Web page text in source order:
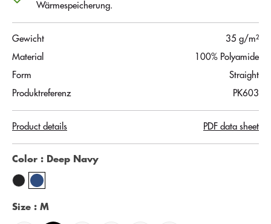
Wärmespeicherung.
Gewicht
35 g/m²
Material
100% Polyamide
Form
Straight
Produktreferenz
PK603
Product details PDF data sheet
Color : Deep Navy
Size : M